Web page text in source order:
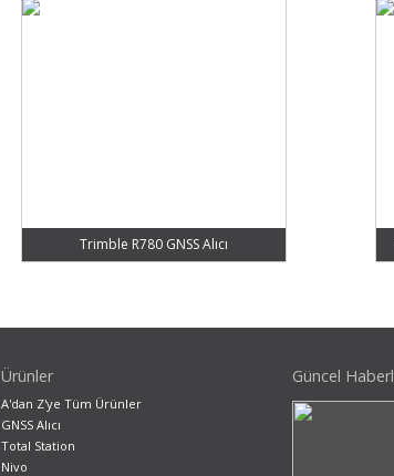
Trimble R780 GNSS Alıcı
Ürünler
A'dan Z'ye Tüm Ürünler
GNSS Alıcı
Total Station
Nivo
Güncel